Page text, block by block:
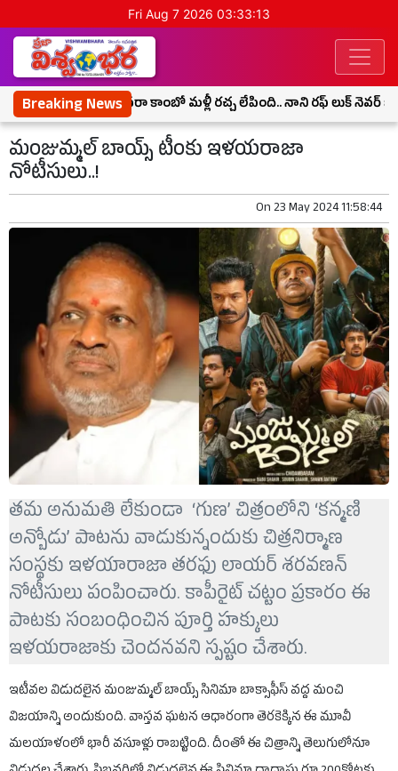
Fri Aug 7 2026 03:33:14
Breaking News
ప్యారడైజ్ టీజర్ దసరా కాంబో మళ్లీ రచ్చ లేపింది.. నాని రఫ్ లుక్ నెవర్
మంజుమ్మల్ బాయ్స్ టీంకు ఇళయరాజా
నోటీసులు..!
On23 May 2024 11:58:44
తమ అనుమతి లేకుండా ‘గుణ’ చిత్రంలోని ‘కన్మణి
అన్బోడు’ పాటను వాడుకున్నందుకు చిత్రనిర్మాణ
సంస్థకు ఇళయారాజా తరఫు లాయర్ శరవణన్
నోటీసులు పంపించారు. కాపీరైట్ చట్టం ప్రకారం ఈ
పాటకు సంబంధించిన పూర్తి హక్కులు
ఇళయరాజాకు చెందనవని స్పష్టం చేశారు.
ఇటీవల విడుదలైన మంజుమ్మల్ బాయ్స్ సినిమా బాక్సాఫీస్ వద్ద మంచి
విజయాన్ని అందుకుంది. వాస్తవ ఘటన ఆధారంగా తెరకెక్కిన ఈ మూవీ
మలయాళంలో భారీ వసూళ్లు రాబట్టింది. దీంతో ఈ చిత్రాన్ని తెలుగులోనూ